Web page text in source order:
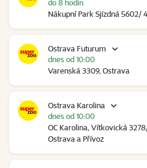
Nákupní Park Sjízdná 5602/
do 8 hodin
Ostrava Futurum
Varenská 3309, Ostrava
dnes od 10:00
Ostrava Karolina
OC Karolina, Vítkovická
Ostrava a Přívoz
dnes od 10:00